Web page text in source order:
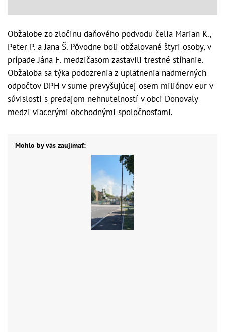
Obžalobe zo zločinu daňového podvodu čelia Marian K.,
Peter P. a Jana Š. Pôvodne boli obžalované štyri osoby, v
prípade Jána F. medzičasom zastavili trestné stíhanie.
Obžaloba sa týka podozrenia z uplatnenia nadmerných
odpočtov DPH v sume prevyšujúcej osem miliónov eur v
súvislosti s predajom nehnuteľností v obci Donovaly
medzi viacerými obchodnými spoločnosťami.
Mohlo by vás zaujímať: